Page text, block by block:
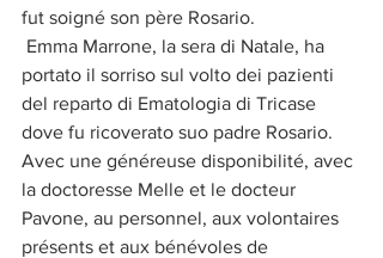
fut soigné son père Rosario.
portato il sorriso sul volto dei pazienti
del reparto di Ematologia di Tricase
dove fu ricoverato suo padre Rosario.
Avec une généreuse disponibilité, avec
la doctoresse Melle et le docteur
Pavone, au personnel, aux volontaires
présents et aux bénévoles de